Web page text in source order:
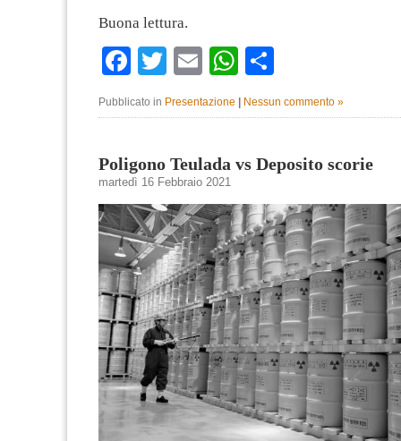
Buona lettura.
Facebook
Twitter
EmailWhatsApp
Pubblicato in Presentazione | Nessun commento »
Poligono Teulada vs Deposito scorie
martedì 16 Febbraio 2021